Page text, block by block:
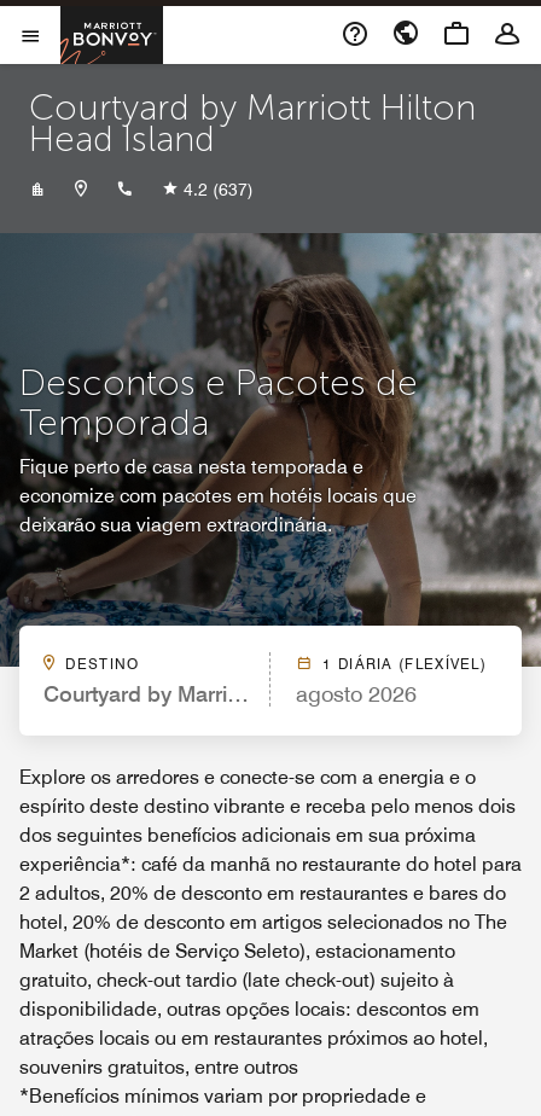
Skip to Content
Abrir menu
Marriott Bonvoy
Courtyard by Marriott Hilton
Head Island
+18438022180
4.2 (637)
Descontos e Pacotes de
Temporada
Fique perto de casa nesta temporada e
economize com pacotes em hotéis locais que
deixarão sua viagem extraordinária.
DESTINO
Courtyard by Marriott Hilton Head Island
1 DIÁRIA (FLEXÍVEL)
agosto 2026
Explore os arredores e conecte-se com a energia e o
espírito deste destino vibrante e receba pelo menos dois
dos seguintes benefícios adicionais em sua próxima
experiência*: café da manhã no restaurante do hotel para
2 adultos, 20% de desconto em restaurantes e bares do
hotel, 20% de desconto em artigos selecionados no The
Market (hotéis de Serviço Seleto), estacionamento
gratuito, check-out tardio (late check-out) sujeito à
disponibilidade, outras opções locais: descontos em
atrações locais ou em restaurantes próximos ao hotel,
souvenirs gratuitos, entre outros
*Benefícios mínimos variam por propriedade e